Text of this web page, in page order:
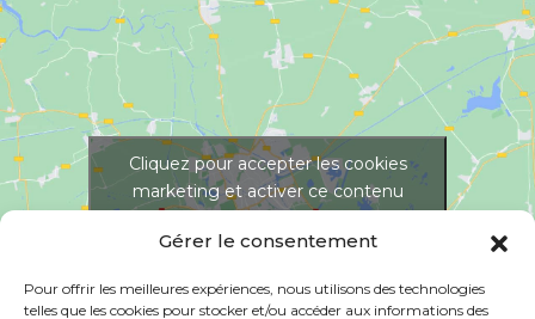
Gérer le consentement
Pour offrir les meilleures expériences, nous utilisons des technologies
telles que les cookies pour stocker et/ou accéder aux informations des
Cliquez pour accepter les cookies
marketing et activer ce contenu